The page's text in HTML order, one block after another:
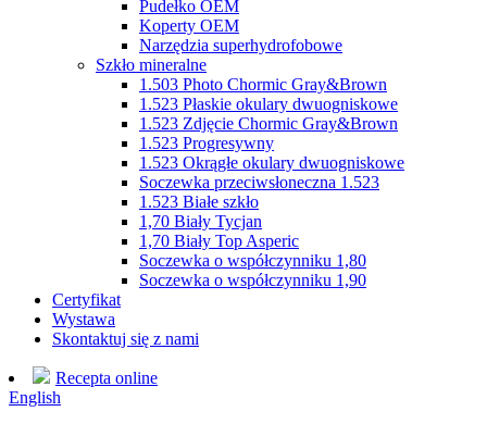
Pudełko OEM
Koperty OEM
Narzędzia superhydrofobowe
Szkło mineralne
1.503 Photo Chormic Gray&Brown
1.523 Płaskie okulary dwuogniskowe
1.523 Zdjęcie Chormic Gray&Brown
1.523 Progresywny
1.523 Okrągłe okulary dwuogniskowe
Soczewka przeciwsłoneczna 1.523
1.523 Białe szkło
1,70 Biały Tycjan
1,70 Biały Top Asperic
Soczewka o współczynniku 1,80
Soczewka o współczynniku 1,90
Certyfikat
Wystawa
Skontaktuj się z nami
Recepta online
English